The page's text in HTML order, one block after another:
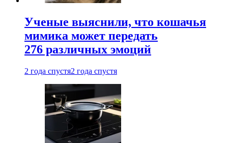
Ученые выяснили, что кошачья
мимика может передать
276 различных эмоций
2 года спустя2 года спустя